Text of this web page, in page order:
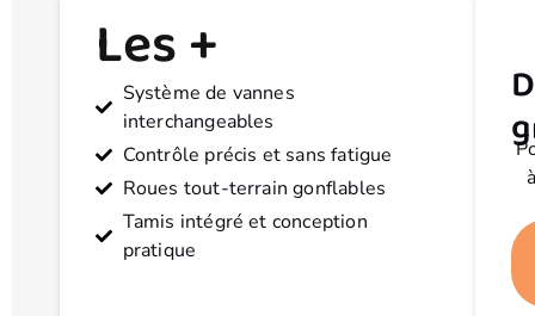
Les +
Système de vannes
interchangeables
Contrôle précis et sans fatigue
Roues tout-terrain gonflables
Tamis intégré et conception
pratique